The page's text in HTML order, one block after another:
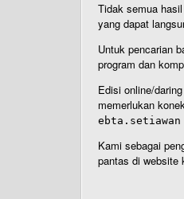
Tidak semua
yang dapat
Untuk pencarian
program dan
Edisi online/
memerlukan
Kami sebagai
pantas di website